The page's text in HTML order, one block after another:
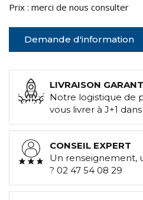
Prix : merci de nous consulter
Demande d'information
LIVRAISON
Notre logistique de
vous livrer à J+1
CONSEIL EXPERT
Un renseignement,
? 02 47 54 08 29